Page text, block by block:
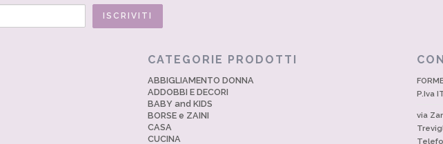
CATEGORIE PRODOTTI
ABBIGLIAMENTO DONNA
ADDOBBI E DECORI
BABY and KIDS
BORSE e ZAINI
CASA
CUCINA
P.Iva
via